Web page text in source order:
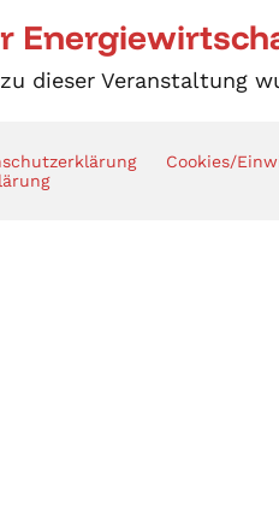
dieser Veranstaltung
Cookies/